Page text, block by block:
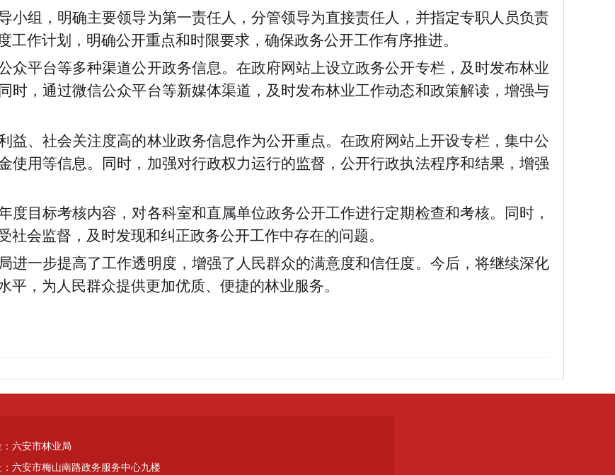
小组，明确主要领导为第一责任人，分管领导为直接责任人，并指定专职人员负责
作计划，明确公开重点和时限要求，确保政务公开工作有序推进。
众平台等多种渠道公开政务信息。在政府网站上设立政务公开专栏，及时发布林业
时，通过微信公众平台等新媒体渠道，及时发布林业工作动态和政策解读，增强与
益、社会关注度高的林业政务信息作为公开重点。在政府网站上开设专栏，集中公
使用等信息。同时，加强对行政权力运行的监督，公开行政执法程序和结果，增强
度目标考核内容，对各科室和直属单位政务公开工作进行定期检查和考核。同时，
会监督，及时发现和纠正政务公开工作中存在的问题。
进一步提高了工作透明度，增强了人民群众的满意度和信任度。今后，将继续深化
，为人民群众提供更加优质、便捷的林业服务。
六安市林业局
：六安市梅山南路政务服务中心九楼